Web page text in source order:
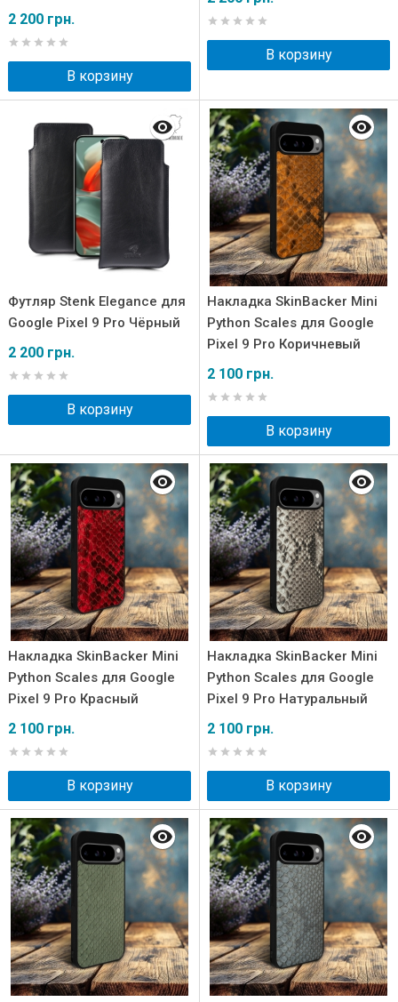
2 200 грн.
В корзину
В корзину
Футляр Stenk Elegance для
Google Pixel 9 Pro Чёрный
2 200 грн.
В корзину
Накладка SkinBacker Mini
Python Scales для Google
Pixel 9 Pro Коричневый
2 100 грн.
В корзину
Накладка SkinBacker Mini
Python Scales для Google
Pixel 9 Pro Красный
2 100 грн.
В корзину
Накладка SkinBacker Mini
Python Scales для Google
Pixel 9 Pro Натуральный
2 100 грн.
В корзину